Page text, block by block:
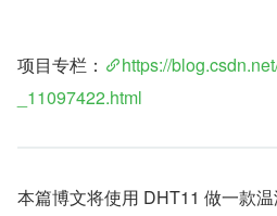
项目专栏：
https://
_11097422.html
本篇博文将使用 DHT11 做一款